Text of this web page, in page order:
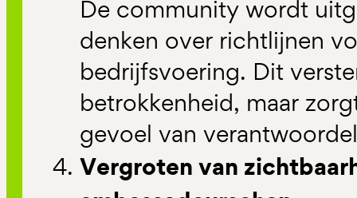
De community wordt
denken over richtlijnen
bedrijfsvoering. Dit
betrokkenheid, maar
gevoel van
Vergroten van